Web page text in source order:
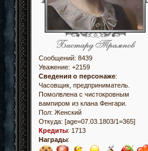
Сообщений: 8439
Уважение: +2159
Сведения о персонаже:
Часовщик, предприниматель.
Помолвлена с чистокровным
вампиром из клана Фенгари.
Пол: Женский
Откуда: [age=07.03.1803/1=365]
Кредиты: 1713
Награды: